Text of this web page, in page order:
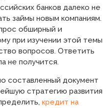
банков далеко не
займы новым компаниям.
обширный и
при изучении этой темы
вопросов. Ответить
не получится.
составленный документ
стратегию развития
кредит на